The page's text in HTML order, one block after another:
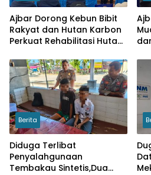
Ajbar Dorong Kebun Bibit
Rakyat dan Hutan Karbon
Perkuat Rehabilitasi Hutan
Berita
Diduga Terlibat
Penyalahgunaan
Tembakau Sintetis,Dua